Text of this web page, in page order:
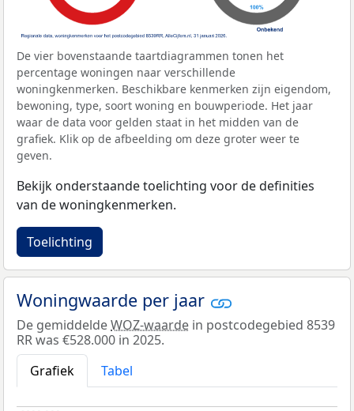
De vier bovenstaande taartdiagrammen tonen het
percentage woningen naar verschillende
woningkenmerken. Beschikbare kenmerken zijn eigendom,
bewoning, type, soort woning en bouwperiode. Het jaar
waar de data voor gelden staat in het midden van de
grafiek. Klik op de afbeelding om deze groter weer te
geven.
Bekijk onderstaande toelichting voor de definities
van de woningkenmerken.
Toelichting
Woningwaarde per jaar
De gemiddeldeWOZ-waarde in postcodegebied 8539
RR was €528.000 in 2025.
Grafiek
Tabel